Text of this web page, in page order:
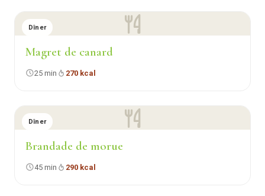
Dîner
Magret de canard
25 min 270 kcal
Dîner
Brandade de morue
45 min 290 kcal